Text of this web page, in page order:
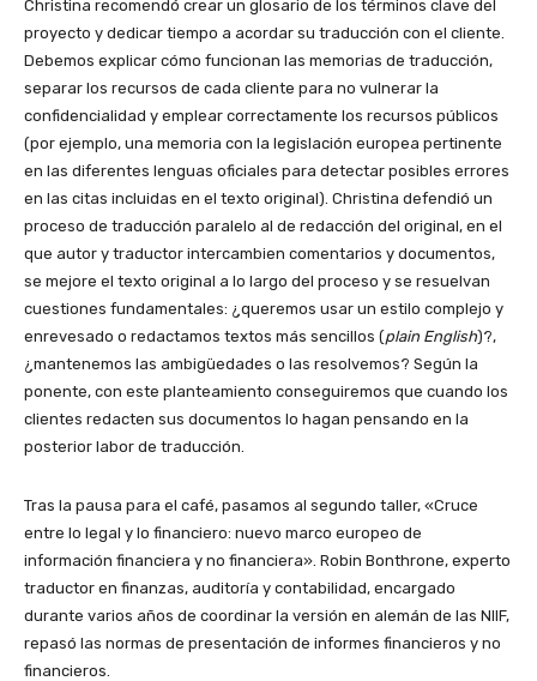
Christina recomendó crear un glosario de los términos clave del
proyecto y dedicar tiempo a acordar su traducción con el cliente.
Debemos explicar cómo funcionan las memorias de traducción,
separar los recursos de cada cliente para no vulnerar la
confidencialidad y emplear correctamente los recursos públicos
(por ejemplo, una memoria con la legislación europea pertinente
en las diferentes lenguas oficiales para detectar posibles errores
en las citas incluidas en el texto original). Christina defendió un
proceso de traducción paralelo al de redacción del original, en el
que autor y traductor intercambien comentarios y documentos,
se mejore el texto original a lo largo del proceso y se resuelvan
cuestiones fundamentales: ¿queremos usar un estilo complejo y
enrevesado o redactamos textos más sencillos (plain English)?,
¿mantenemos las ambigüedades o las resolvemos? Según la
ponente, con este planteamiento conseguiremos que cuando los
clientes redacten sus documentos lo hagan pensando en la
posterior labor de traducción.
Tras la pausa para el café, pasamos al segundo taller, «Cruce
entre lo legal y lo financiero: nuevo marco europeo de
información financiera y no financiera». Robin Bonthrone, experto
traductor en finanzas, auditoría y contabilidad, encargado
durante varios años de coordinar la versión en alemán de las NIIF,
repasó las normas de presentación de informes financieros y no
financieros.